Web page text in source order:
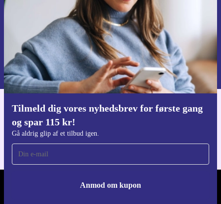
Tilmeld dig vores nyhedsbrev for første gang
og spar 115 kr!
Gå aldrig glip af et tilbud igen.
Anmod om kupon
Anmod om kupon
Du kan finde information omkring vores brug af personlig data i vores
Privatlivspolitik
Download refurbed appen
REFURBED DANMARK - RETHINK NEW.